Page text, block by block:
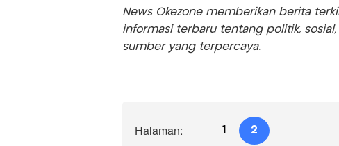
News Okezone memberikan berita
informasi terbaru tentang politik,
sumber yang terpercaya.
Halaman: 1 2